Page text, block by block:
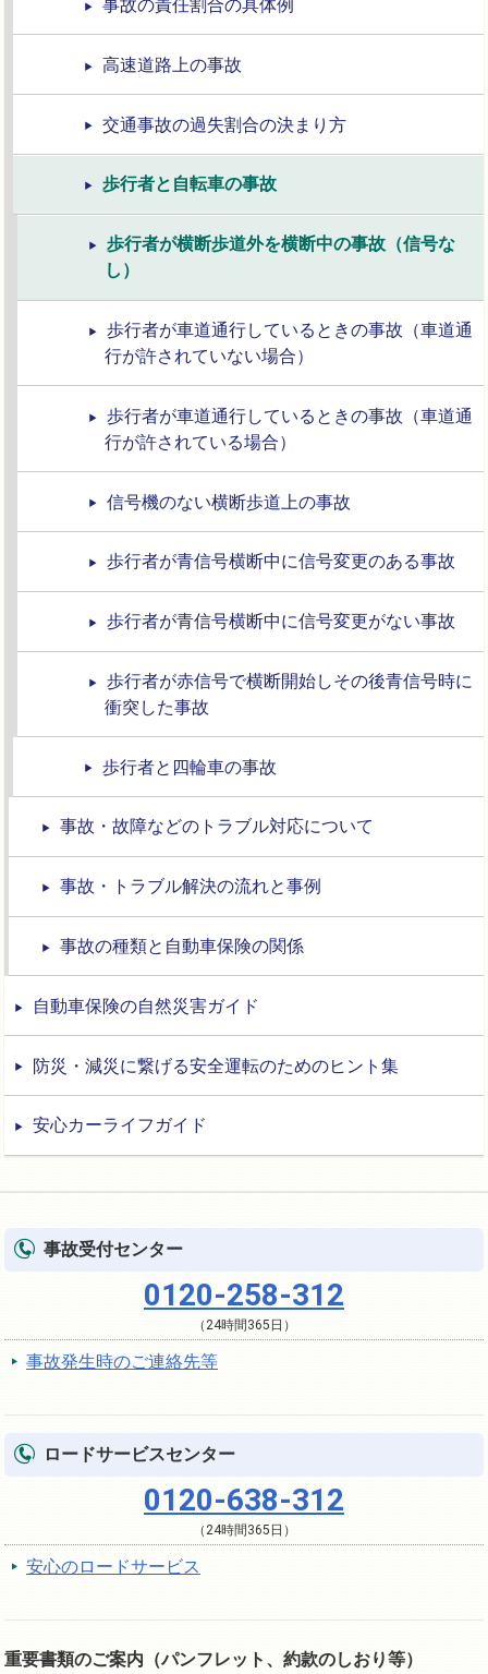
事故の責任割合の具体例
高速道路上の事故
交通事故の過失割合の決まり方
歩行者と自転車の事故
歩行者が横断歩道外を横断中の事故（信号な
し）
歩行者が車道通行しているときの事故（車道通
行が許されていない場合）
歩行者が車道通行しているときの事故（車道通
行が許されている場合）
信号機のない横断歩道上の事故
歩行者が青信号横断中に信号変更のある事故
歩行者が青信号横断中に信号変更がない事故
歩行者が赤信号で横断開始しその後青信号時に
衝突した事故
歩行者と四輪車の事故
事故・故障などのトラブル対応について
事故・トラブル解決の流れと事例
事故の種類と自動車保険の関係
自動車保険の自然災害ガイド
防災・減災に繋げる安全運転のためのヒント集
安心カーライフガイド
事故受付センター
0120-258-312
（24時間365日）
事故発生時のご連絡先等
ロードサービスセンター
0120-638-312
（24時間365日）
安心のロードサービス
重要書類のご案内（パンフレット、約款のしおり等）